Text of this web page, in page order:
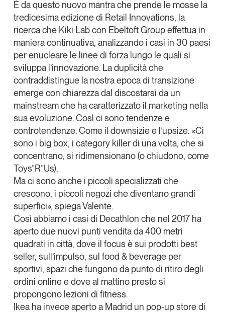
Tendenze è il magazine di GS1 Italy che racconta in
modo indipendente il cambiamento e le sfide del largo
consumo e dell’economia a professionisti e
consumatori
GS1 Italy GS1 Italy GS1 Italy
Tendenze
GS1 Italy
È da questo nuovo mantra che prende le mosse la
tredicesima edizione di Retail Innovations, la
ricerca che Kiki Lab con Ebeltoft Group effettua in
maniera continuativa, analizzando i casi in 30 paesi
per enucleare le linee di forza lungo le quali si
sviluppa l’innovazione. La duplicità che
contraddistingue la nostra epoca di transizione
emerge con chiarezza dal discostarsi da un
mainstreamche ha caratterizzato il marketing nella
sua evoluzione. Così ci sono tendenze e
controtendenze. Come il downsiziee l’upsize. «Ci
sono i big box, i category killerdi una volta, che si
concentrano, si ridimensionano (o chiudono, come
Toys”R”Us).
Ma ci sono anche i piccoli specializzati che
crescono, i piccoli negozi che diventano grandi
superfici», spiega Valente.
Così abbiamo i casi di Decathlon che nel 2017 ha
aperto due nuovi punti vendita da 400 metri
quadrati in città, dove il focus è sui prodotti best
seller, sull’impulso, sul food & beverageper
sportivi, spazi che fungono da punto di ritiro degli
ordini online e dove al mattino presto si
propongono lezioni di fitness.
Ikeaha invece aperto a Madrid un pop-up storedi